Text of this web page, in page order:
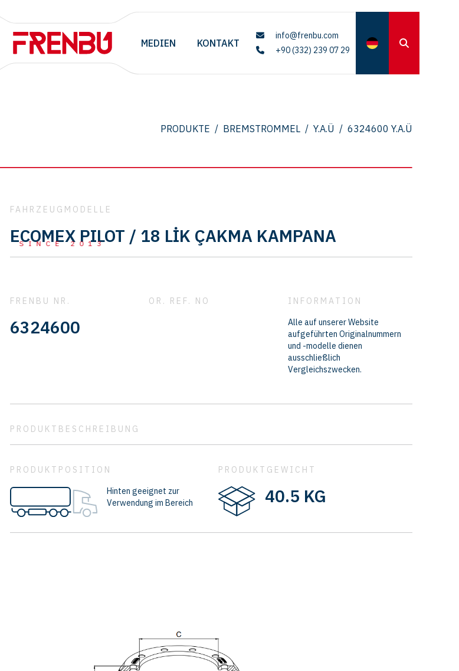
MEDIEN KONTAKT
info@frenbu.com
+90 (332) 239 07 29
SINCE 2013
PRODUKTE / BREMSTROMMEL / Y.A.Ü / 6324600 Y.A.Ü
FAHRZEUGMODELLE
ECOMEX PILOT / 18 LİK ÇAKMA KAMPANA
FRENBU NR.
6324600
OR. REF. NO
INFORMATION
Alle auf unserer Website
aufgeführten Originalnummern
und -modelle dienen
ausschließlich
Vergleichszwecken.
PRODUKTBESCHREIBUNG
PRODUKTPOSITION
Hinten geeignet zur
Verwendung im Bereich
PRODUKTGEWICHT
40.5 KG